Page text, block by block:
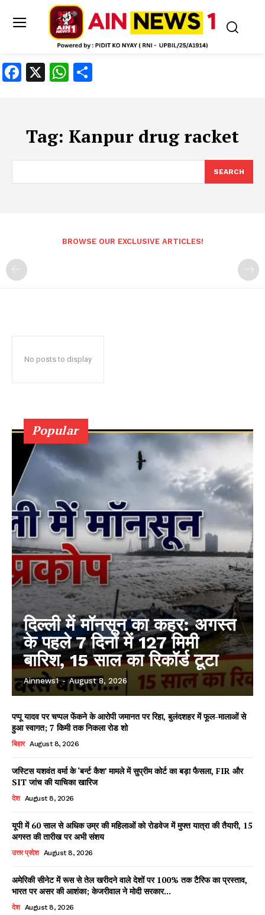
Facebook
X WhatsApp
Share
Read Latest News on AIN
Facebook
X WhatsApp
Tag: Kanpur drug racket
SEARCH
BROWSE OUR EXCLUSIVE ARTICLES!
No posts to display
Popular
दिल्ली में मॉनसून का कहर: अगस्त
के पहले 7 दिनों में 127 मिमी
बारिश, 15 साल का रिकॉर्ड टूटा
Ainnews1 - August 8, 2026
पप्पू यादव पर चप्पल फेंकने के आरोपी जमानत पर रिहा, बुलंदशहर में फूल-मालाओं से
हुआ स्वागत; 7 किमी तक निकला रोड शो
बिहार August 8, 2026
जस्टिस यशवंत वर्मा के ‘बर्न्ट कैश’ मामले में सुप्रीम कोर्ट का बड़ा फैसला, FIR और
SIT जांच की याचिका खारिज
देश August 8, 2026
यूपी में 60 साल से अधिक उम्र की महिलाओं को रोडवेज में मुफ्त यात्रा की तैयारी, 15
अगस्त की तारीख पर अभी संशय
उत्तर प्रदेश August 8, 2026
अमेरिकी सीनेट में रूस से तेल खरीदने वाले देशों पर 100% तक टैरिफ का प्रस्ताव,
भारत पर असर की आशंका; केजरीवाल ने मोदी सरकार...
देश August 8, 2026